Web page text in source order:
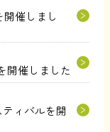
催しまし
開催しました
ィバルを開